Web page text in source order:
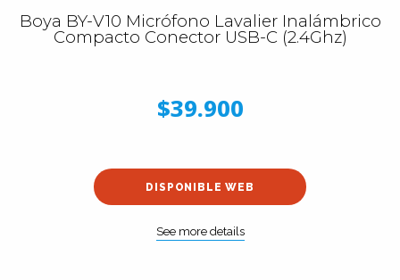
Boya BY-V10 Micrófono Lavalier Inalámbrico
Compacto Conector USB-C (2.4Ghz)
$39.900
DISPONIBLE WEB
See more details